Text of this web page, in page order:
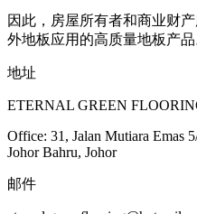
因此，房屋所有者和商业财
外地板应用的高质量地板产品
地址
ETERNAL GREEN
Office: 31, Jalan Mutiara Emas
Johor Bahru, Johor
邮件